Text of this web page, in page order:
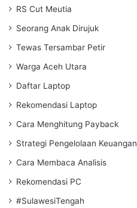
RS Cut Meutia
Seorang Anak Dirujuk
Tewas Tersambar Petir
Warga Aceh Utara
Daftar Laptop
Rekomendasi Laptop
Cara Menghitung Payback
Strategi Pengelolaan Keuangan
Cara Membaca Analisis
Rekomendasi PC
#SulawesiTengah